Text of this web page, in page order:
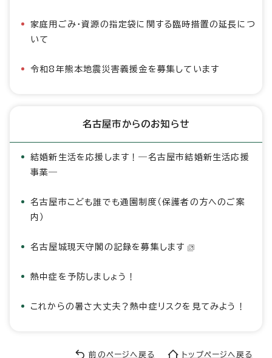
家庭用ごみ・資源の指定袋に関する臨時措置の延長につ
いて
令和8年熊本地震災害義援金を募集しています
名古屋市からのお知らせ
結婚新生活を応援します！―名古屋市結婚新生活応援
事業―
名古屋市こども誰でも通園制度（保護者の方へのご案
内）
名古屋城現天守閣の記録を募集します
熱中症を予防しましょう！
これからの暑さ大丈夫？熱中症リスクを見てみよう！
前のページへ戻る トップページへ戻る